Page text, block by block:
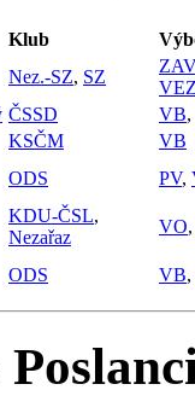
Klub
Nez.-SZ, SZ
ZAV
ČSSD VB,
KSČM
VB
ODS PV,
KDU-ČSL,
Nezařaz
VO
ODS VB,